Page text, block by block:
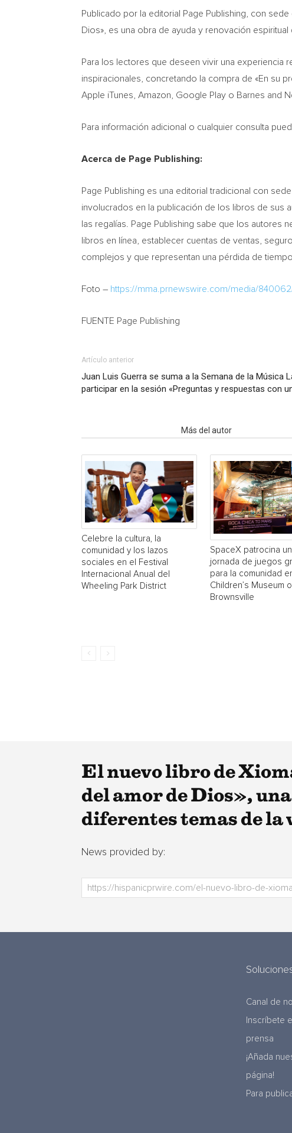
Publicado por la editorial Page Publishing, con sede
Dios», es una obra de ayuda y renovación
Para los lectores que deseen vivir una
inspiracionales, concretando la compra de «En su
Apple iTunes, Amazon, Google Play o Barnes and
Para información adicional o cualquier consulta
Acerca de Page Publishing:
Page Publishing es una editorial tradicional con
involucrados en la publicación de los libros de sus
las regalías. Page Publishing sabe que los
libros en línea, establecer cuentas de ventas,
complejos y que representan una pérdida de
Foto – https://mma.prnewswire.com/media/
FUENTE Page Publishing
Artículo anterior
Juan Luis Guerra se suma a la Semana de la Música
participar en la sesión «Preguntas y respuestas con
Más del autor
Celebre la cultura, la
comunidad y los lazos
sociales en el Festival
Internacional Anual del
Wheeling Park District
SpaceX patrocina
jornada de juegos
para la comunidad
Children’s Museum
Brownsville
El nuevo libro de
del amor de Dios»,
diferentes temas de la
News provided by:
Canal de
Inscríbete
prensa
¡Añada
página!
Para